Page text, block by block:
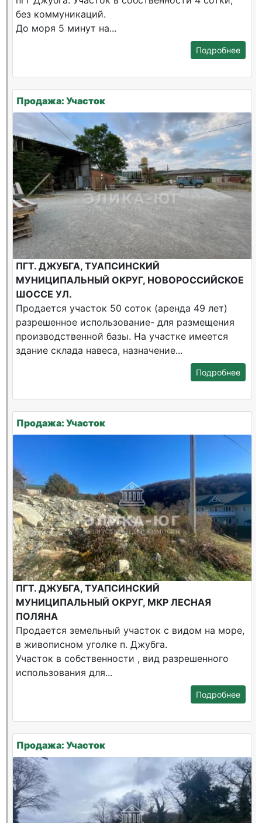
без коммуникаций.
До моря 5 минут на...
Подробнее
Продажа: Участок
ПГТ. ДЖУБГА, ТУАПСИНСКИЙ
МУНИЦИПАЛЬНЫЙ ОКРУГ, НОВОРОССИЙСКОЕ
ШОССЕ УЛ.
Продается участок 50 соток (аренда 49 лет)
разрешенное использование- для размещения
производственной базы. На участке имеется
здание склада навеса, назначение...
Подробнее
Продажа: Участок
ПГТ. ДЖУБГА, ТУАПСИНСКИЙ
МУНИЦИПАЛЬНЫЙ ОКРУГ, МКР ЛЕСНАЯ
ПОЛЯНА
Продается земельный участок с видом на море,
в живописном уголке п. Джубга.
Участок в собственности , вид разрешенного
использования для...
Подробнее
Продажа: Участок